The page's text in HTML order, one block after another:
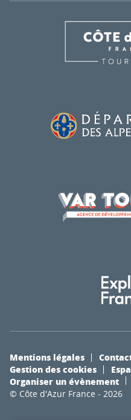
© Côte d'Azur France - 2026
Mentions légales
Gestion des cookies
Organiser un évènement